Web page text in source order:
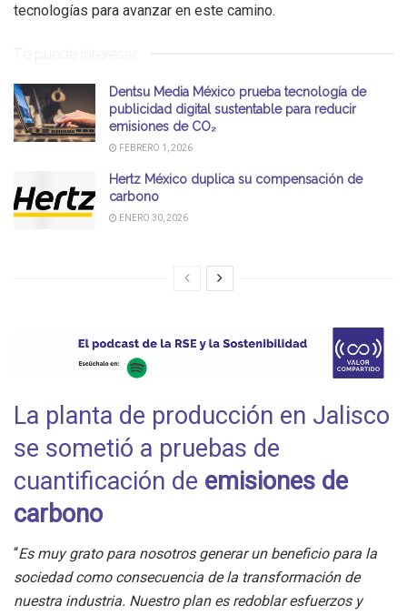
tecnologías para avanzar en este camino.
Te puede interesar
Dentsu Media México prueba tecnología de
publicidad digital sustentable para reducir
emisiones de CO₂
FEBRERO 1, 2026
Hertz México duplica su compensación de
carbono
ENERO 30, 2026
La planta de producción en Jalisco
se sometió a pruebas de
cuantificación de emisiones de
carbono
“Es muy grato para nosotros generar un beneficio para la
sociedad como consecuencia de la transformación de
nuestra industria. Nuestro plan es redoblar esfuerzos y